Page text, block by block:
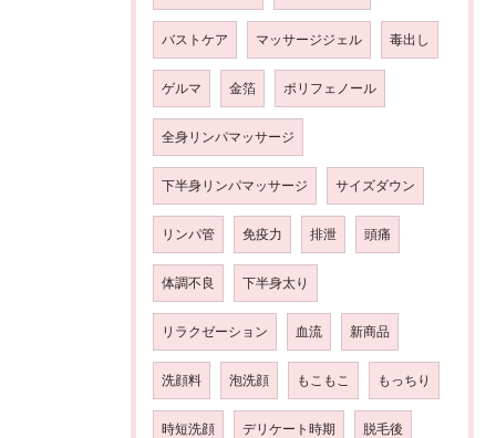
バストケア マッサージジェル 毒出し
ゲルマ 金箔 ポリフェノール
全身リンパマッサージ
下半身リンパマッサージ サイズダウン
リンパ管 免疫力 排泄 頭痛
体調不良 下半身太り
リラクゼーション 血流 新商品
洗顔料 泡洗顔 もこもこ もっちり
時短洗顔 デリケート時期 脱毛後